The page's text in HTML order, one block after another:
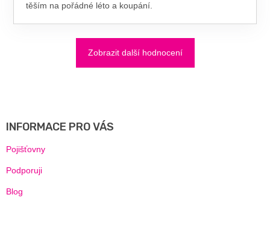
těším na pořádné léto a koupání.
Zobrazit další hodnocení
INFORMACE PRO VÁS
Pojišťovny
Podporuji
Blog